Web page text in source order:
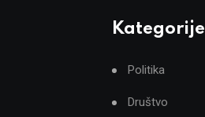
Kategorije
Politika
Društvo